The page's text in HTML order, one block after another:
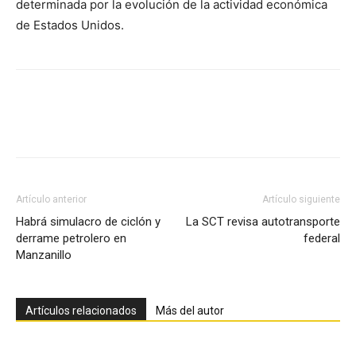
determinada por la evolución de la actividad económica
de Estados Unidos.
Artículo anterior
Habrá simulacro de ciclón y
derrame petrolero en
Manzanillo
Artículo siguiente
La SCT revisa autotransporte
federal
Artículos relacionados Más del autor